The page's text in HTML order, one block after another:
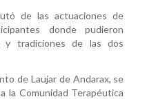
de las actuaciones de
donde pudieron
y tradiciones de las dos
de Laujar de Andarax, se
la Comunidad Terapéutica